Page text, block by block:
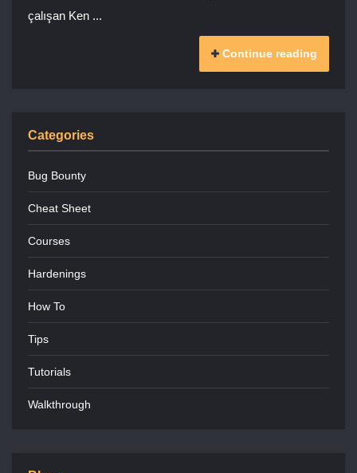
çalışan Ken ...
Continue reading
Categories
Bug Bounty
Cheat Sheet
Courses
Hardenings
How To
Tips
Tutorials
Walkthrough